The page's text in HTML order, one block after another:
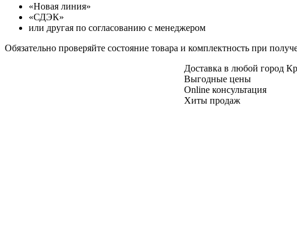
«Новая линия»
«СДЭК»
или другая по согласованию с менеджером
Обязательно проверяйте состояние товара и комплектность при
Доставка в любой город
Выгодные цены
Online консультация
Хиты продаж